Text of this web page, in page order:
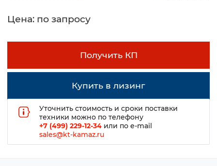
Цена: по запросу
Получить КП
Купить в лизинг
Уточнить стоимость и сроки поставки
техники можно по телефону
+7 (499) 229-12-34 или по e-mail
sales@kt-kamaz.ru